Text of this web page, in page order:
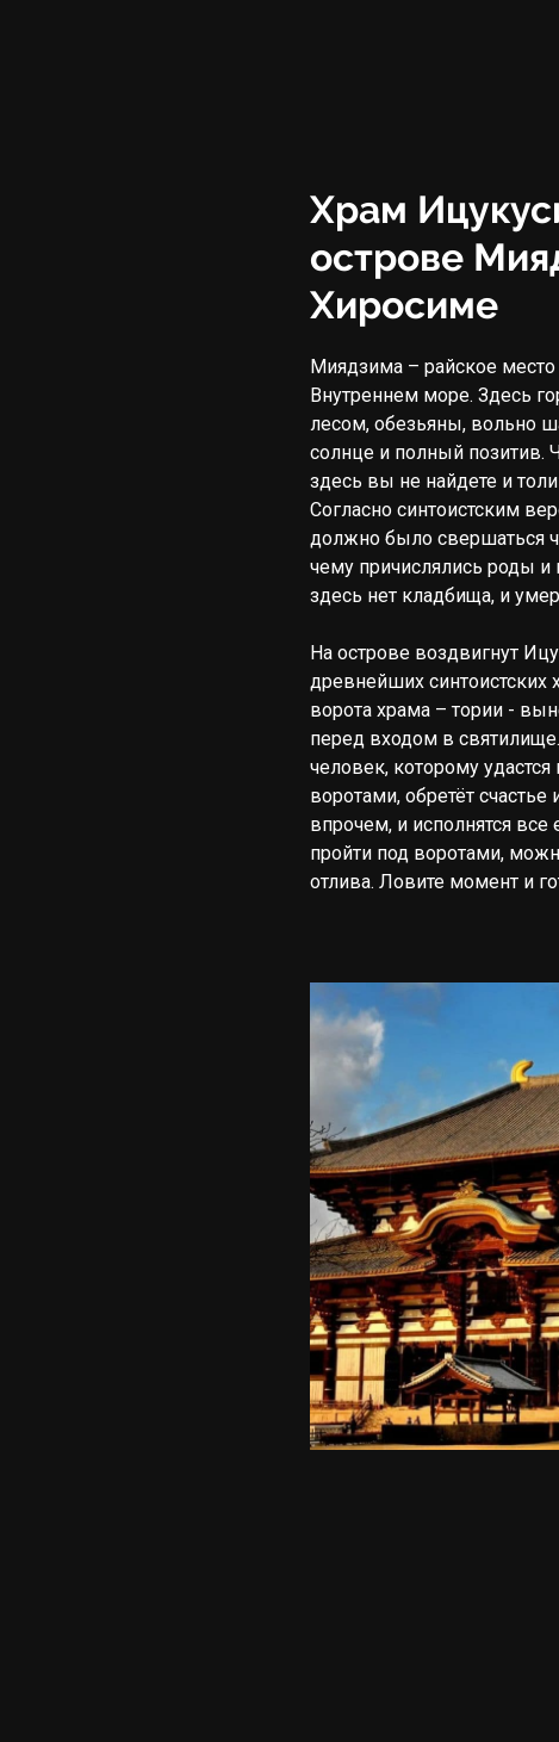
Храм
острове
Хиросиме
Миядзима – райское
Внутреннем море. Здесь
лесом, обезьяны, вольно
солнце и полный позитив.
здесь вы не найдете и
Согласно синтоистским
должно было свершаться
чему причислялись роды
здесь нет кладбища, и
На острове воздвигнут
древнейших
ворота храма – тории -
перед входом в
человек, которому
воротами, обретёт счастье
впрочем, и исполнятся все
пройти под воротами,
отлива. Ловите момент и